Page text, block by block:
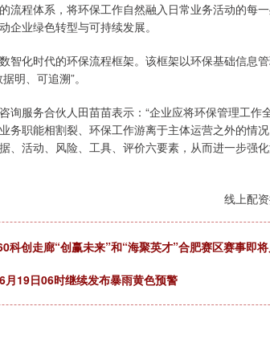
流程体系，将环保工作自然融入日常业务活动的每
企业绿色转型与可持续发展。
化时代的环保流程框架。该框架以环保基础信息
明、可追溯”。
服务合伙人田苗苗表示：“企业应将环保管理工作
务职能相割裂、环保工作游离于主体运营之外的情
、活动、风险、工具、评价六要素，从而进一步强
线上配
科创走廊“创赢未来”和“海聚英才”合肥赛区赛事即
月19日06时继续发布暴雨黄色预警